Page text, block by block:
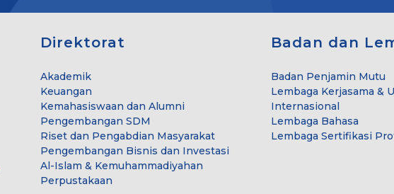
Direktorat
Akademik
Keuangan
Kemahasiswaan dan Alumni
Pengembangan SDM
Riset dan Pengabdian Masyarakat
Pengembangan Bisnis dan Investasi
Al-Islam & Kemuhammadiyahan
Perpustakaan
Badan dan
Badan Penjamin Mutu
Lembaga Kerjasama &
Internasional
Lembaga Bahasa
Lembaga Sertifikasi